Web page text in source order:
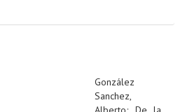
González
Sanchez,